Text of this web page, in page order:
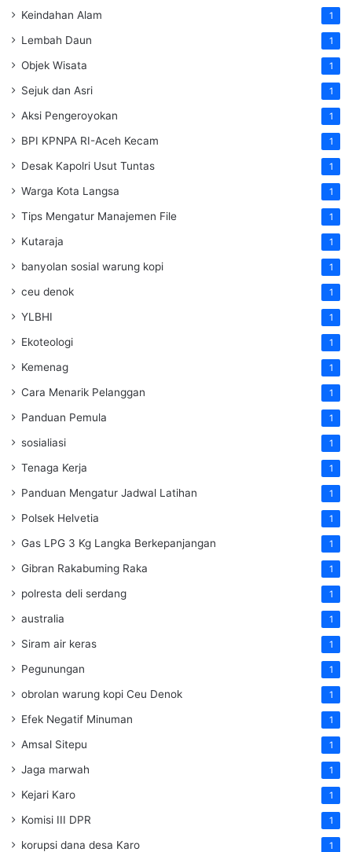
Keindahan Alam 1
Lembah Daun 1
Objek Wisata 1
Sejuk dan Asri 1
Aksi Pengeroyokan 1
BPI KPNPA RI-Aceh Kecam 1
Desak Kapolri Usut Tuntas 1
Warga Kota Langsa 1
Tips Mengatur Manajemen File 1
Kutaraja 1
banyolan sosial warung kopi 1
ceu denok 1
YLBHI 1
Ekoteologi 1
Kemenag 1
Cara Menarik Pelanggan 1
Panduan Pemula 1
sosialiasi 1
Tenaga Kerja 1
Panduan Mengatur Jadwal Latihan 1
Polsek Helvetia 1
Gas LPG 3 Kg Langka Berkepanjangan 1
Gibran Rakabuming Raka 1
polresta deli serdang 1
australia 1
Siram air keras 1
Pegunungan 1
obrolan warung kopi Ceu Denok 1
Efek Negatif Minuman 1
Amsal Sitepu 1
Jaga marwah 1
Kejari Karo 1
Komisi III DPR 1
korupsi dana desa Karo 1